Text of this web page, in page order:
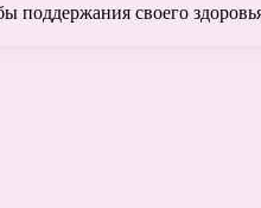
поддержания своего